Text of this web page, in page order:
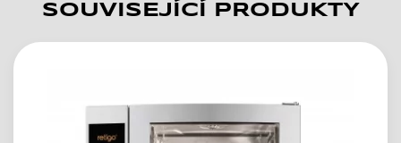
SOUVISEJÍCÍ PRODUKTY